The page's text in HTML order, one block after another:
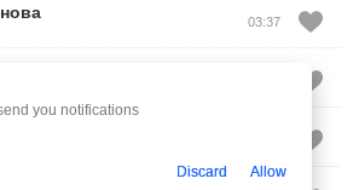
03:37
you notifications
Discard Allow